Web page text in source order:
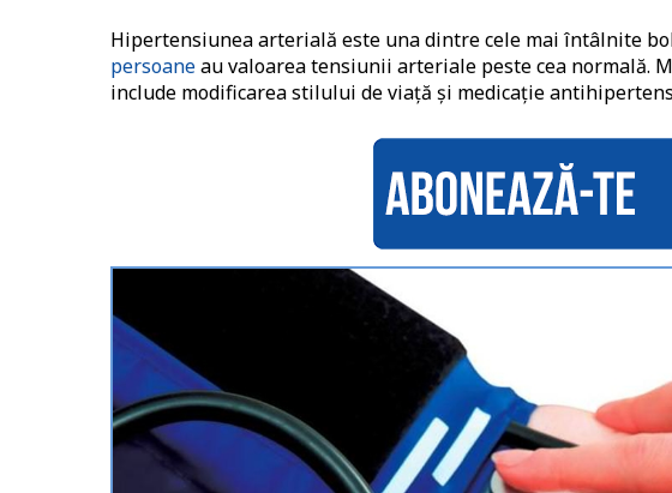
Hipertensiunea arterială este una dintre cele mai întâlnite
persoaneau valoarea tensiunii arteriale peste cea normală.
include modificarea stilului de viață și medicație